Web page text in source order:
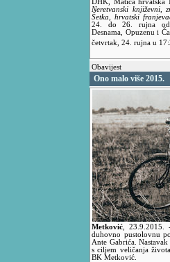
DHK, Matica
Neretvanski književni,
Šetka, hrvatski
24. do 26. rujna
Desnama, Opuzenu i
četvrtak, 24. rujna u
Obavijest
Ono malo više 2015.
Metković 23.9.2015.
duhovno pustolovnu
Ante Gabrića.
s ciljem veličanja
BK Metković.